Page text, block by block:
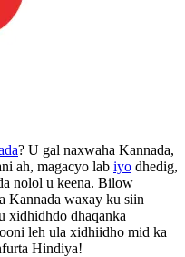
? U gal naxwaha Kannada,
ah, magacyo lab iyo dhedig,
nolol u keena. Bilow
Kannada waxay ku siin
xidhidhdo dhaqanka
leh ula xidhiidho mid ka
Hindiya!